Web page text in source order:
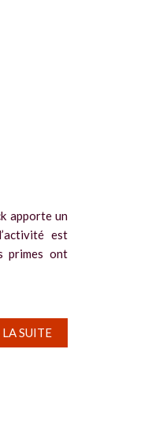
apporte un
est
primes ont
LA SUITE